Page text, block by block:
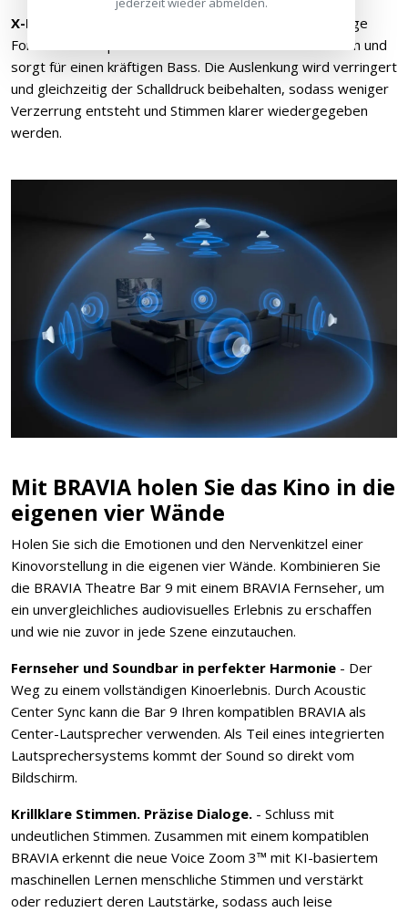
X-Balanced Speaker Unit
- Die einzigartige rechteckige
Form der Lautsprecher maximiert den Membranbereich und
sorgt für einen kräftigen Bass. Die Auslenkung wird verringert
und gleichzeitig der Schalldruck beibehalten, sodass weniger
Verzerrung entsteht und Stimmen klarer wiedergegeben
werden.
Mit BRAVIA holen Sie das Kino in die
eigenen vier Wände
Holen Sie sich die Emotionen und den Nervenkitzel einer
Kinovorstellung in die eigenen vier Wände. Kombinieren Sie
die BRAVIA Theatre Bar 9 mit einem BRAVIA Fernseher, um
ein unvergleichliches audiovisuelles Erlebnis zu erschaffen
und wie nie zuvor in jede Szene einzutauchen.
Fernseher und Soundbar in perfekter Harmonie - Der
Weg zu einem vollständigen Kinoerlebnis. Durch Acoustic
Center Sync kann die Bar 9 Ihren kompatiblen BRAVIA als
Center-Lautsprecher verwenden. Als Teil eines integrierten
Lautsprechersystems kommt der Sound so direkt vom
Bildschirm.
Krillklare Stimmen. Präzise Dialoge. - Schluss mit
undeutlichen Stimmen. Zusammen mit einem kompatiblen
BRAVIA erkennt die neue Voice Zoom 3™ mit KI-basiertem
maschinellen Lernen menschliche Stimmen und verstärkt
oder reduziert deren Lautstärke, sodass auch leise